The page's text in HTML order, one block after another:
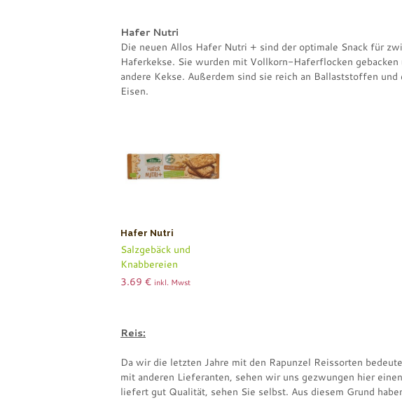
Hafer Nutri
Die neuen Allos Hafer Nutri + sind der optimale Snack für
Haferkekse. Sie wurden mit Vollkorn-Haferflocken gebacken
andere Kekse. Außerdem sind sie reich an Ballaststoffen
Eisen.
Hafer Nutri
Salzgebäck und
Knabbereien
3.69 € inkl. Mwst
Reis:
Da wir die letzten Jahre mit den Rapunzel Reissorten
mit anderen Lieferanten, sehen wir uns gezwungen hier
liefert gut Qualität, sehen Sie selbst. Aus diesem Grund